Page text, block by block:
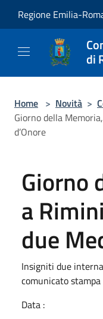
Regione Emilia-
di
Home > Novità >
Giorno della
d’Onore
Giorno
a
due
Insigniti due
comunicato
Data :